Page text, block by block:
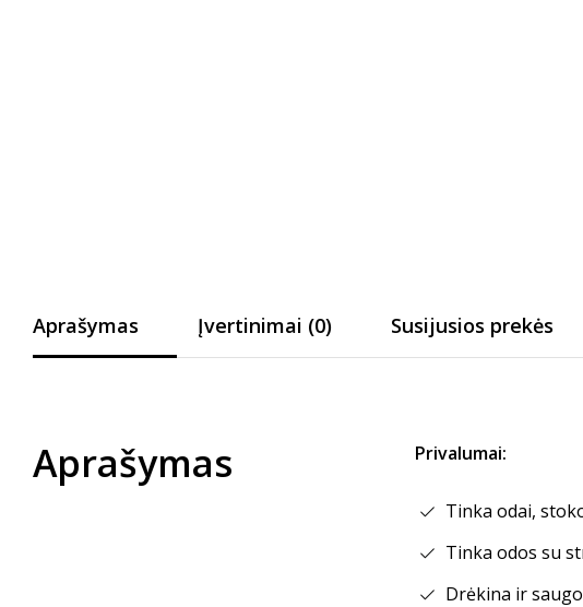
Aprašymas Įvertinimai (0) Susijusios prekės
Aprašymas Privalumai:
Tinka odai,
Tinka odos su
Drėkina ir